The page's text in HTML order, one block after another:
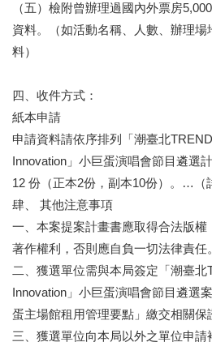
易
讀
專
廉
政
平
專
區
見
問
答
臺
北
（五）檢附曾辦理過國內外票房
資料。（如活動名稱、人數、辦理場
料）
四、收件方式：
紙本申請
申請資料請依序排列「潮臺北
Innovation」小巨蛋演唱會節目遴選
12 份（正本2份，副本10份）。…（
肆、 其他注意事項
一、 本案提案計畫書應取得合法版權
著作權利，否則應自負一切法律責任。
二、獲選單位需與本局簽定「潮臺
Innovation」小巨蛋演唱會節目遴選
蛋主場館租用管理要點」繳交相關保
三、獲選單位向本局以外之單位申